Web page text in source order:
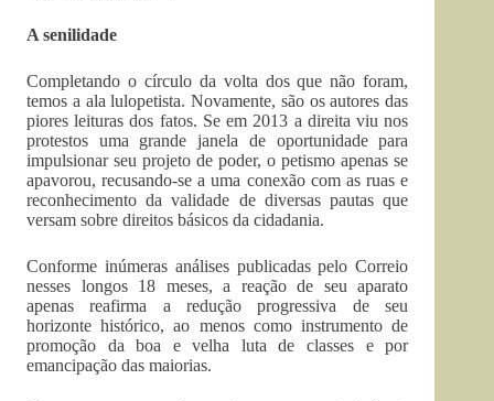
A senilidade
Completando o círculo da volta dos que não foram,
temos a ala lulopetista. Novamente, são os autores das
piores leituras dos fatos. Se em 2013 a direita viu nos
protestos uma grande janela de oportunidade para
impulsionar seu projeto de poder, o petismo apenas se
apavorou, recusando-se a uma conexão com as ruas e
reconhecimento da validade de diversas pautas que
versam sobre direitos básicos da cidadania.
Conforme inúmeras análises publicadas pelo Correio
nesses longos 18 meses, a reação de seu aparato
apenas reafirma a redução progressiva de seu
horizonte histórico, ao menos como instrumento de
promoção da boa e velha luta de classes e por
emancipação das maiorias.